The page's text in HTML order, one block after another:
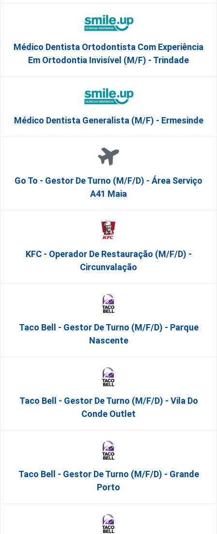
Médico Dentista Ortodontista Com Experiência
Em Ortodontia Invisível (M/F) - Trindade
Médico Dentista Generalista (M/F) - Ermesinde
Go To - Gestor De Turno (m/f/d) - Área Serviço
A41 Maia
KFC - Operador De Restauração (m/f/d) -
Circunvalação
Taco Bell - Gestor De Turno (m/f/d) - Parque
Nascente
Taco Bell - Gestor De Turno (m/f/d) - Vila Do
Conde Outlet
Taco Bell - Gestor De Turno (m/f/d) - Grande
Porto